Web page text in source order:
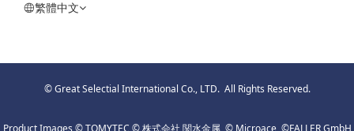
繁體中文
© Great Selectial International Co., LTD. All Rights Reserved.
Product Images © TOMYTEC © 株式会社 関水金属 © Microace ©FALLER GmbH